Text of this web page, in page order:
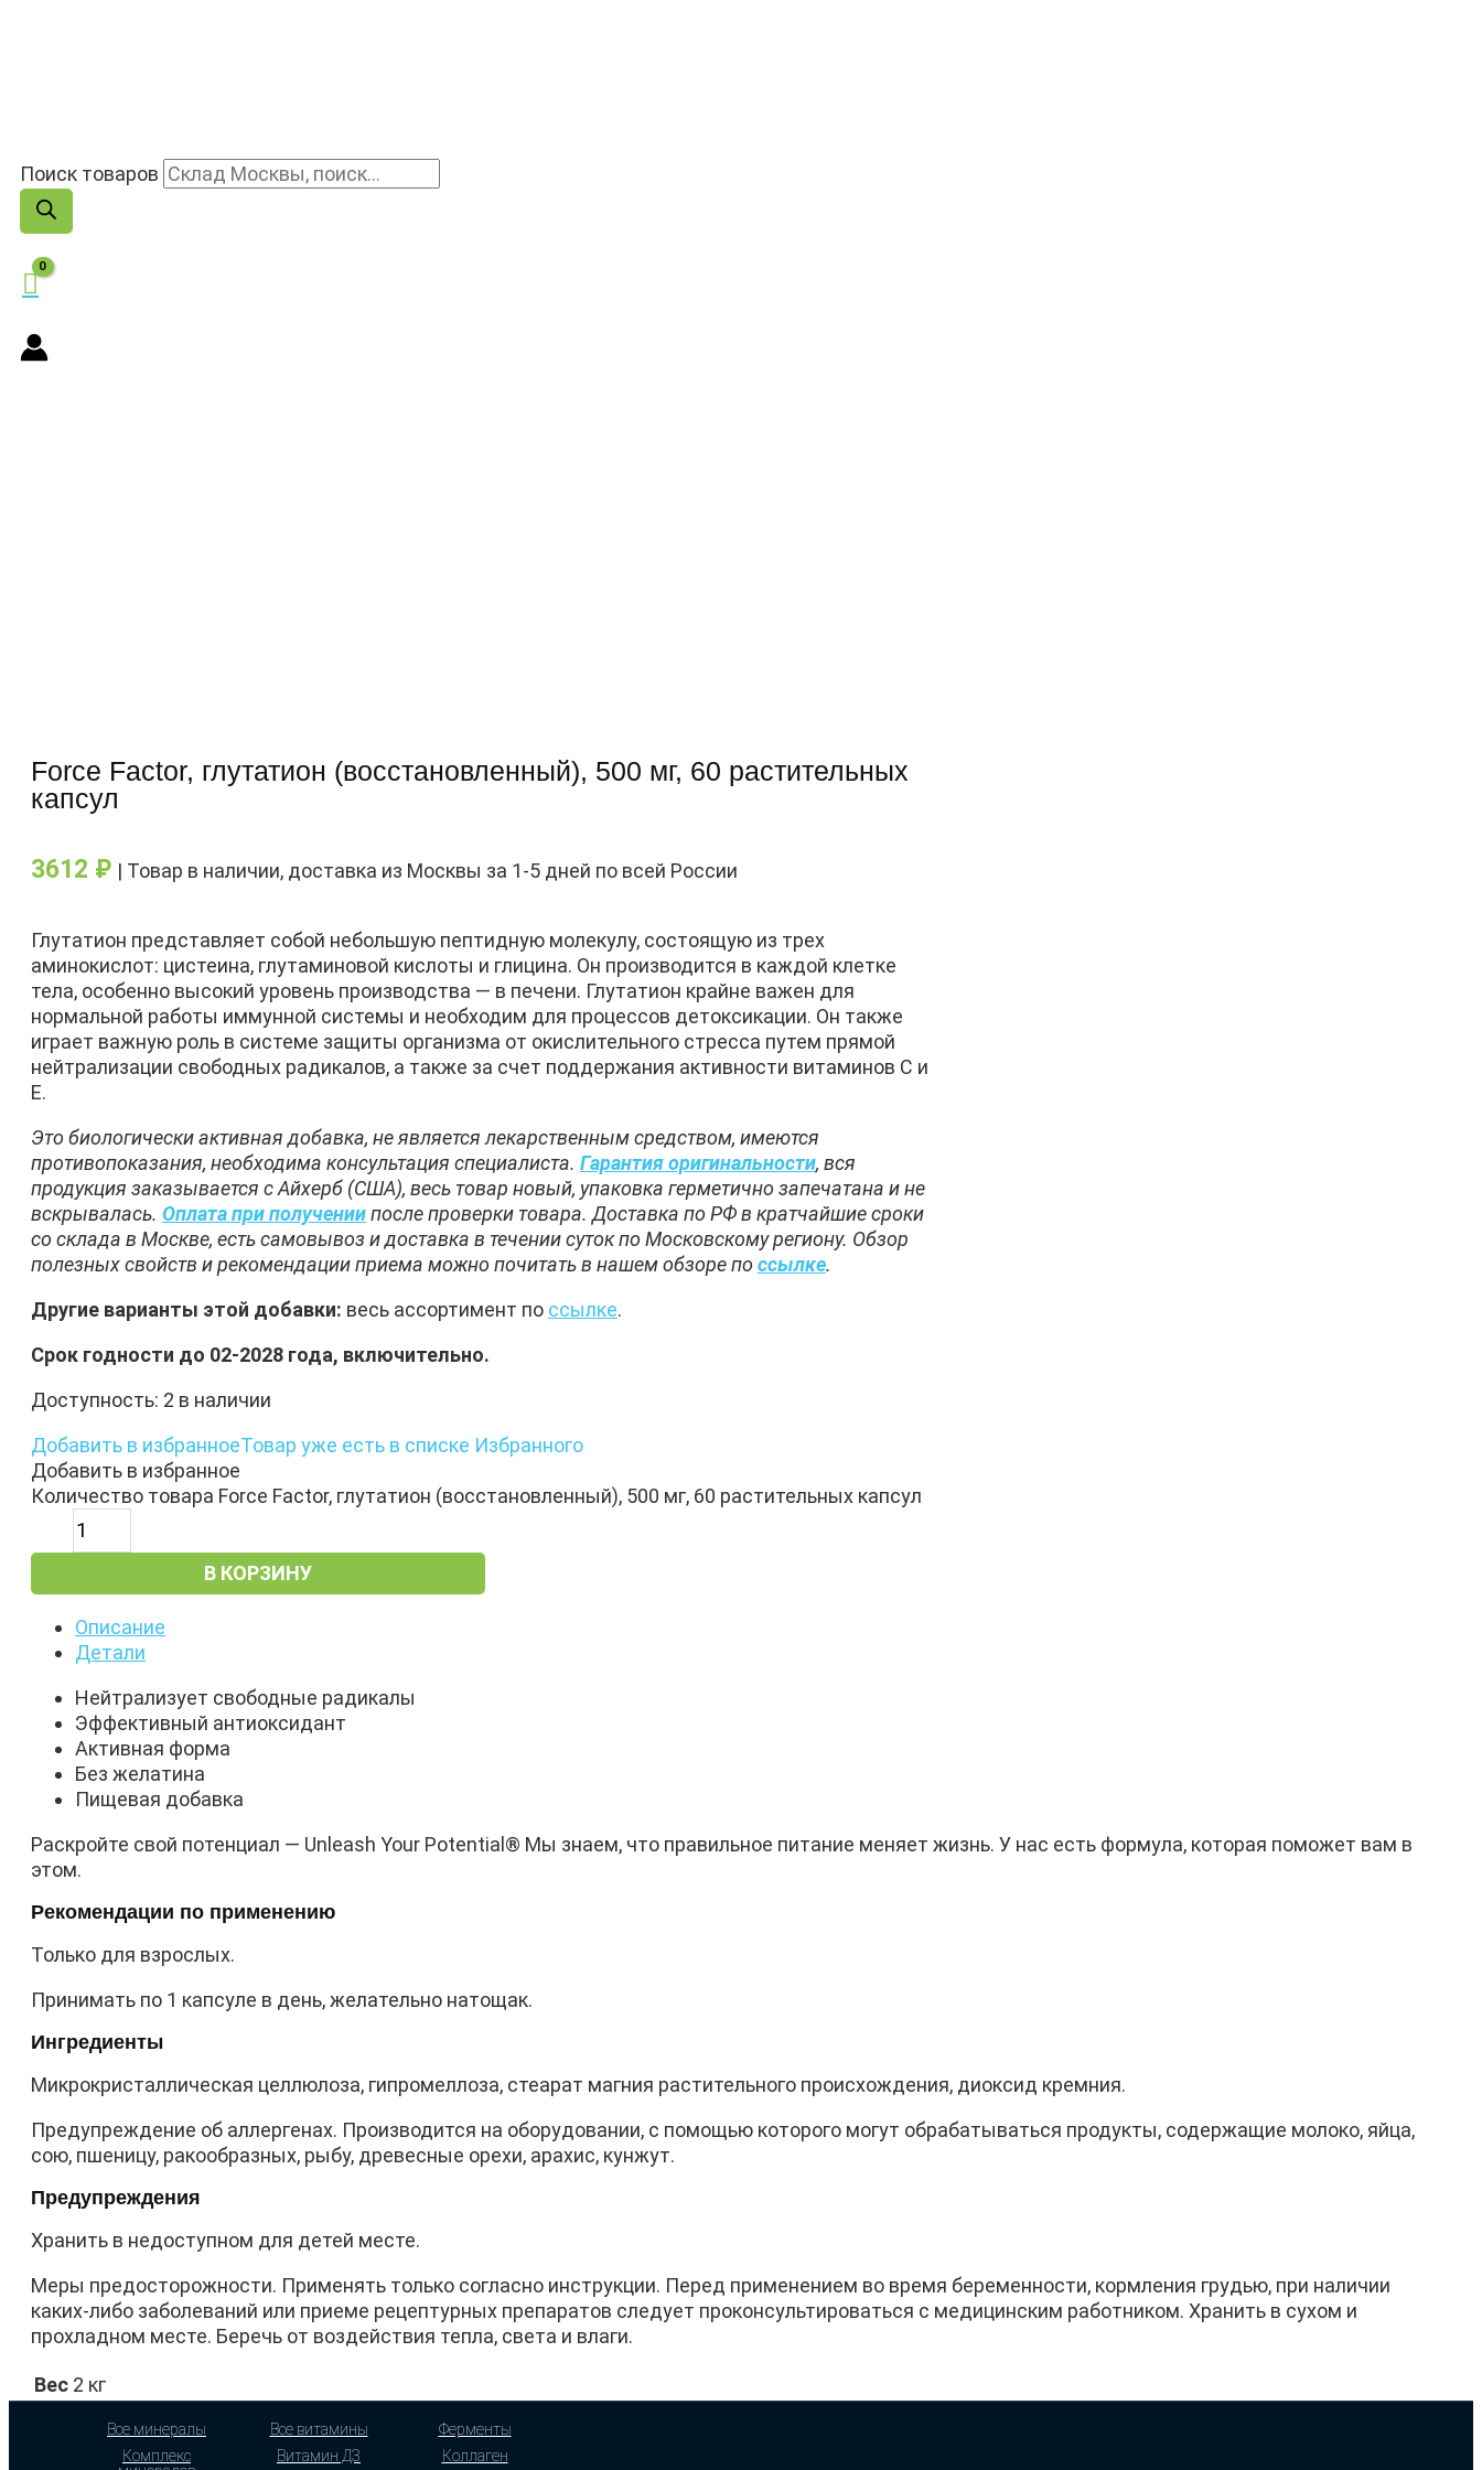
Поиск товаров
Force Factor, глутатион (восстановленный), 500 мг, 60 растительных
капсул
3612 ₽ | Товар в наличии, доставка из Москвы за 1-5 дней по всей России
Глутатион представляет собой небольшую пептидную молекулу, состоящую из трех
аминокислот: цистеина, глутаминовой кислоты и глицина. Он производится в каждой клетке
тела, особенно высокий уровень производства — в печени. Глутатион крайне важен для
нормальной работы иммунной системы и необходим для процессов детоксикации. Он также
играет важную роль в системе защиты организма от окислительного стресса путем прямой
нейтрализации свободных радикалов, а также за счет поддержания активности витаминов С и
Е.
Это биологически активная добавка, не является лекарственным средством, имеются
противопоказания, необходима консультация специалиста. Гарантия оригинальности, вся
продукция заказывается с Айхерб (США), весь товар новый, упаковка герметично запечатана и не
вскрывалась. Оплата при получениипосле проверки товара. Доставка по РФ в кратчайшие сроки
со склада в Москве, есть самовывоз и доставка в течении суток по Московскому региону. Обзор
полезных свойств и рекомендации приема можно почитать в нашем обзоре по ссылке.
Другие варианты этой добавки: весь ассортимент по ссылке.
Срок годности до 02-2028 года, включительно.
Доступность: 2 в наличии
Добавить в избранноеТовар уже есть в списке Избранного
Добавить в избранное
Количество товара Force Factor, глутатион (восстановленный), 500 мг, 60 растительных капсул
В КОРЗИНУ
Описание
Детали
Нейтрализует свободные радикалы
Эффективный антиоксидант
Активная форма
Без желатина
Пищевая добавка
Раскройте свой потенциал — Unleash Your Potential® Мы знаем, что правильное питание меняет жизнь. У нас есть формула, которая поможет вам в
этом.
Рекомендации по применению
Только для взрослых.
Принимать по 1 капсуле в день, желательно натощак.
Ингредиенты
Микрокристаллическая целлюлоза, гипромеллоза, стеарат магния растительного происхождения, диоксид кремния.
Предупреждение об аллергенах. Производится на оборудовании, с помощью которого могут обрабатываться продукты, содержащие молоко, яйца,
сою, пшеницу, ракообразных, рыбу, древесные орехи, арахис, кунжут.
Предупреждения
Хранить в недоступном для детей месте.
Меры предосторожности. Применять только согласно инструкции. Перед применением во время беременности, кормления грудью, при наличии
каких-либо заболеваний или приеме рецептурных препаратов следует проконсультироваться с медицинским работником. Хранить в сухом и
прохладном месте. Беречь от воздействия тепла, света и влаги.
Вес 2 кг
Все минералы
Комплекс
Все витамины
Витамин Д3
Ферменты
Коллаген